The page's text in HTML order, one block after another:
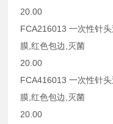
20.00
FCA216013 一次性针
膜,红色包边,灭
20.00
FCA416013 一次性针
膜,红色包边,灭
20.00